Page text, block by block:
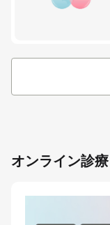
オンライン診療